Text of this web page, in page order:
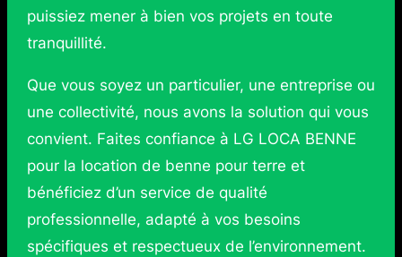
puissiez mener à bien vos projets en toute
tranquillité.
Que vous soyez un particulier, une entreprise ou
une collectivité, nous avons la solution qui vous
convient. Faites confiance à LG LOCA BENNE
pour la location de benne pour terre et
bénéficiez d’un service de qualité
professionnelle, adapté à vos besoins
spécifiques et respectueux de l’environnement.